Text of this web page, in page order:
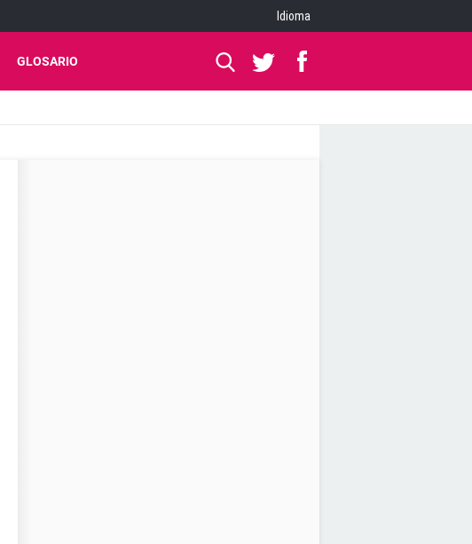
Idioma
GLOSARIO